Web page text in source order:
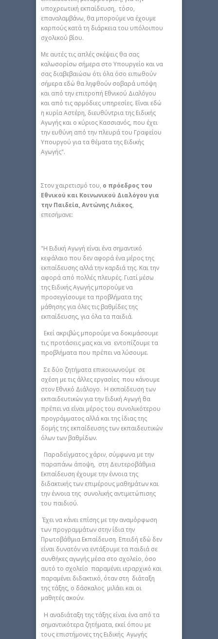
υποχρεωτική εκπαίδευση, τόσο,
επαναλαμβάνω, θα μπορούμε να έχουμε
καρπούς κατά τη διάρκεια του υπόλοιπου
σχολικού βίου.
Με αυτές τις απλές σκέψεις θα σας
καλωσορίσω σήμερα στο Υπουργείο και να
σας διαβεβαιώσω ότι όλα όσο ειπωθούν
σήμερα εδώ θα ληφθούν σοβαρά υπόψη
και από την επιτροπή Εθνικού Διαλόγου
και από τις αρμόδιες υπηρεσίες. Είναι εδώ
η κυρία Αστέρη, διευθύντρια της Ειδικής
Αγωγής και ο κύριος Κασσιανός, που έχει
την ευθύνη από την πλευρά του Γραφείου
Υπουργού για τα θέματα της Ειδικής
Αγωγής".
Στον χαιρετισμό του, ο πρόεδρος του
Εθνικού και Κοινωνικού Διαλόγου για
την Παιδεία, Αντώνης Λιάκος,
επεσήμανε:
"Η Ειδική Αγωγή είναι ένα σημαντικό
κεφάλαιο που δεν αφορά ένα μέρος της
εκπαίδευσης αλλά την καρδιά της. Και την
αφορά από πολλές πλευρές. Γιατί μέσω
της Ειδικής Αγωγής μπορούμε να
προσεγγίσουμε τα προβλήματα της
μάθησης για όλες τις βαθμίδες της
εκπαίδευσης, για όλα τα παιδιά.
Εκεί ακριβώς μπορούμε να δοκιμάσουμε
τις προτάσεις μας και να εντοπίζουμε τα
προβλήματα που πρέπει να λύσουμε.
Σε δύο ζητήματα επικοινωνούμε σε
σχέση με τις άλλες εργασίες που κάνουμε
στον Εθνικό Διάλογο. Η εκπαίδευση των
εκπαιδευτικών για την Ειδική Αγωγή θα
πρέπει να είναι μέρος του συνολικότερου
προγράμματος αλλά και της ίδιας της
δομής της εκπαίδευσης των εκπαιδευτικών
όλων των βαθμίδων.
Παραδείγματος χάριν, σύμφωνα με την
παραπάνω άποψη, στη Δευτεροβάθμια
Εκπαίδευση έχουμε την έννοια της
διδακτικής των επιμέρους μαθημάτων και
την έννοια της συνολικής αντιμετώπισης
του παιδιού.
Έχει να κάνει επίσης με την αναμόρφωση
των προγραμμάτων στην ίδια την
Πρωτοβάθμια Εκπαίδευση. Επειδή εδώ δεν
είναι δυνατόν να εντάξουμε τα παιδιά σε
συνθήκες αγωγής μέσα στο σχολείο, όσο
αυτό το σχολείο παραμένει ιεραρχικό και
παραμένει διδακτικό, όταν στη διάταξη
της τάξης, ο δάσκαλος μιλάει και οι
μαθητές ακούν.
Η αναδιάταξη της τάξης είναι ένα από τα
σημαντικότερα ζητήματα, εκεί όπου με
τους επιστήμονες της Ειδικής Αγωγής